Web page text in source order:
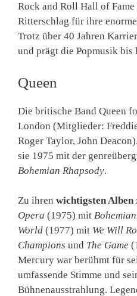
Rock and Roll Hall of
Ritterschlag für ihre
Trotz über 40 Jahren
und prägt die Popmusik bis
Queen
Die britische Band Queen
London (Mitglieder:
Roger Taylor, John
sie 1975 mit der
Bohemian Rhapsody.
Zu ihren wichtigsten Alben
Opera (1975) mit
World (1977) mit We Will
Champions und The Game
Mercury war berühmt für
umfassende Stimme und
Bühnenausstrahlung.